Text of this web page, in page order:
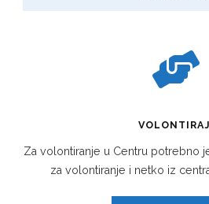
Za volontiranje u Centru potrebno
za volontiranje i netko iz